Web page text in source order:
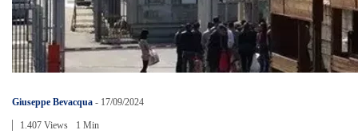
Giuseppe Bevacqua - 17/09/2024
1.407 Views 1 Min